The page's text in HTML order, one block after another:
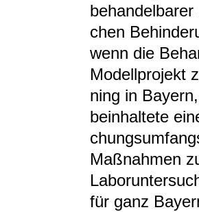
chen
wenn die
Modell­pro­jekt
ning in
beinhal­tete
Maß­nah­men
für ganz